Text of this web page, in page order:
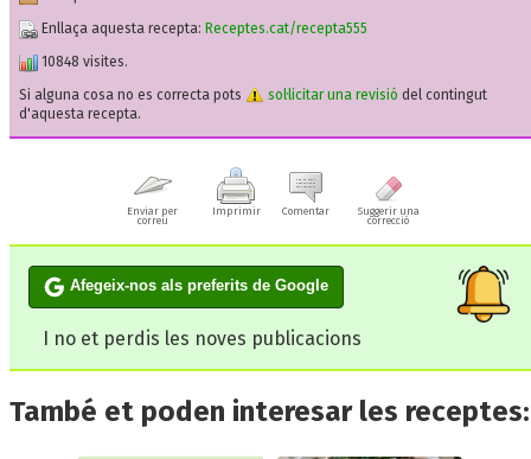
Enllaça aquesta recepta: Receptes.cat/recepta555
10848 visites.
Si alguna cosa no es correcta pots
sol·licitar una revisió del contingut
d'aquesta recepta.
Enviar per
correu
Imprimir Comentar
Suggerir una
correcció
Afegeix-nos als preferits de Google
I no et perdis les noves publicacions
També et poden interesar les receptes: